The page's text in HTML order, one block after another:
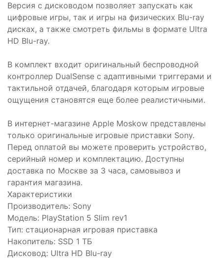
Версия с дисководом позволяет запускать как
цифровые игры, так и игры на физических Blu-ray
дисках, а также смотреть фильмы в формате Ultra
HD Blu-ray.
В комплект входит оригинальный беспроводной
контроллер DualSense с адаптивными триггерами и
тактильной отдачей, благодаря которым игровые
ощущения становятся еще более реалистичными.
В интернет-магазине Apple Moskow представлены
только оригинальные игровые приставки Sony.
Перед оплатой вы можете проверить устройство,
серийный номер и комплектацию. Доступны
доставка по Москве за 3 часа, самовывоз и
гарантия магазина.
Характеристики
Производитель: Sony
Модель: PlayStation 5 Slim rev1
Тип: стационарная игровая приставка
Накопитель: SSD 1 ТБ
Дисковод: Ultra HD Blu-ray